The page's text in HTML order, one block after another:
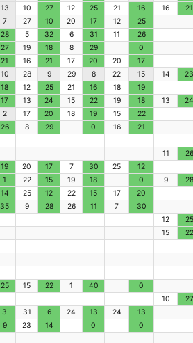
13 10 27 12 25 21 16 16
21
7 27 10 20 17 12
25
28 5 32 6 31 11
26
27 19 18 8 29
0
21 16 21 17 20 20
17
10 28 9 29 8 22 15 14
23
18 12 25 21 16 18
19
17 13 24 15 22 19 18 13
24
2 17 20 18 19 15
22
26 8 29 0 16
21
11
26
19 20 17 7 30 25
12
1 22 15 19 18 0 9
28
14 25 12 22 15 17
20
35 9 28 26 11 7
30
12
25
15
22
25 15 22 1 40
0
10
27
3 31 6 24 13 24
13
9 23 14 0
0